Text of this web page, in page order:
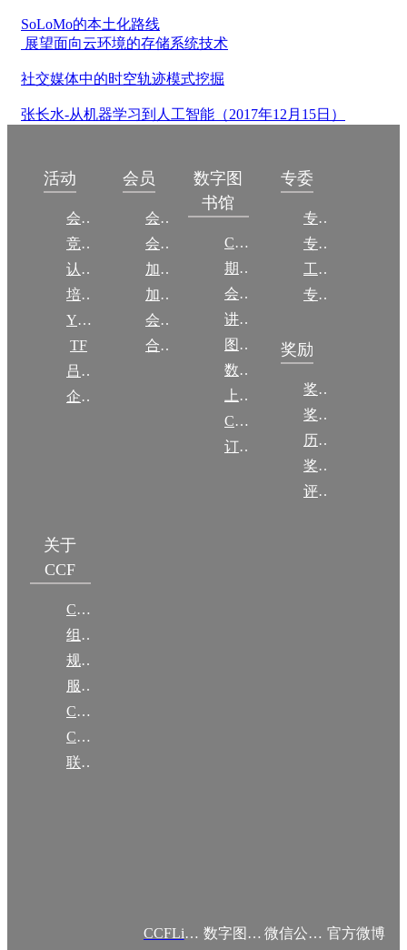
SoLoMo的本土化路线
展望面向云环境的存储系统技术
社交媒体中的时空轨迹模式挖掘
张长水-从机器学习到人工智能（2017年12月15日）
活动
会议
竞赛
认证
培训
YOCSEF
TF
吕梁振兴
企智会
会员
会员简介
会员权益
加入CCF
加入CCF
会员交费
合作伙伴
数字图
书馆
CCCF
期刊
会议
讲稿
图集
数图编审委员会
上传/发布作品
CCF DL Focus
订阅《计算》
专委
专委简介
专委条例
工作问答
专委名单
奖励
奖励动态
奖励目录
历年获奖名单
奖项推荐
评奖条例
关于
CCF
CCF简介
组织机构
规章
服务项目
CCF大事记
CCF创建60周年
联系我们
CCFLink APP 数字图书馆 微信公众号 官方微博